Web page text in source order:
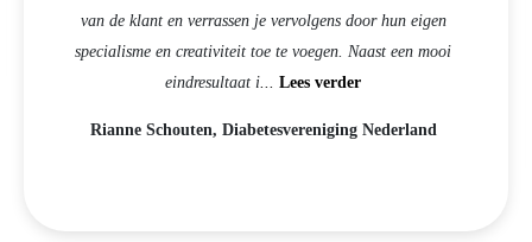
van de klant en verrassen je vervolgens door hun eigen
specialisme en creativiteit toe te voegen. Naast een mooi
eindresultaat i... Lees verder
Rianne Schouten, Diabetesvereniging Nederland